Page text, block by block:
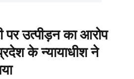
पर उत्पीड़न का आरोप
के न्यायाधीश ने